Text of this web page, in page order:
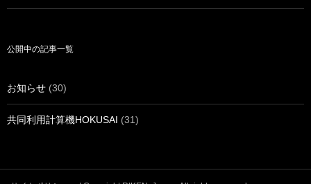
公開中の記事一覧
お知らせ (30)
共同利用計算機HOKUSAI (31)